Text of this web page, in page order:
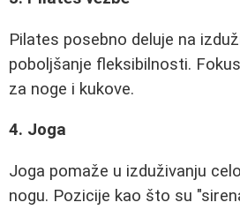
Pilates posebno deluje na
poboljšanje fleksibilnosti.
za noge i kukove.
4. Joga
Joga pomaže u izduživanju
nogu. Pozicije kao što su